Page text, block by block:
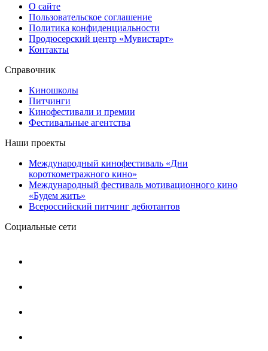
О сайте
Пользовательское соглашение
Политика конфиденциальности
Продюсерский центр «Мувистарт»
Контакты
Справочник
Киношколы
Питчинги
Кинофестивали и премии
Фестивальные агентства
Наши проекты
Международный кинофестиваль «Дни
короткометражного кино»
Международный фестиваль мотивационного кино
«Будем жить»
Всероссийский питчинг дебютантов
Социальные сети